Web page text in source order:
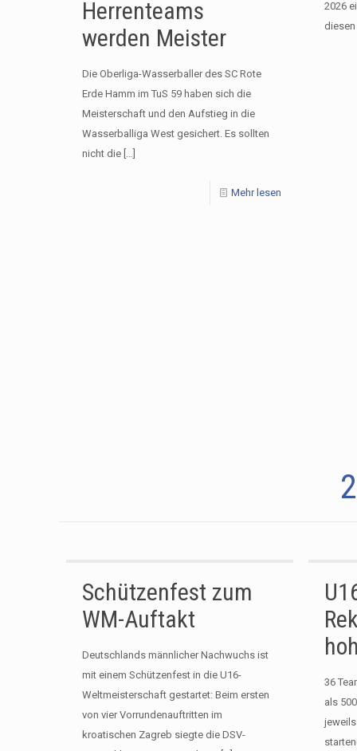
Herrenteams
werden Meister
Die Oberliga-Wasserballer des SC Rote
Erde Hamm im TuS 59 haben sich die
Meisterschaft und den Aufstieg in die
Wasserballiga West gesichert. Es sollten
nicht die […]
Mehr lesen
2026
diesen
Schützenfest zum
WM-Auftakt
Deutschlands männlicher Nachwuchs ist
mit einem Schützenfest in die U16-
Weltmeisterschaft gestartet: Beim ersten
von vier Vorrundenauftritten im
kroatischen Zagreb siegte die DSV-
36
als